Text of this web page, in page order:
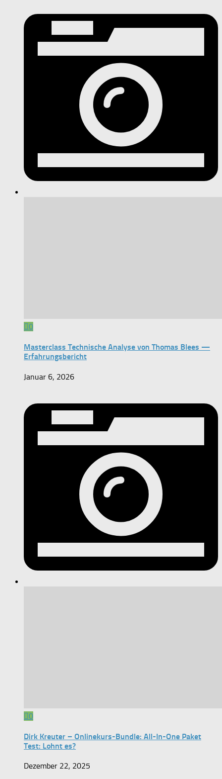
0
Masterclass Technische Analyse von Thomas Blees —
Erfahrungsbericht
Januar 6, 2026
0
Dirk Kreuter – Onlinekurs-Bundle: All-In-One Paket
Test: Lohnt es?
Dezember 22, 2025